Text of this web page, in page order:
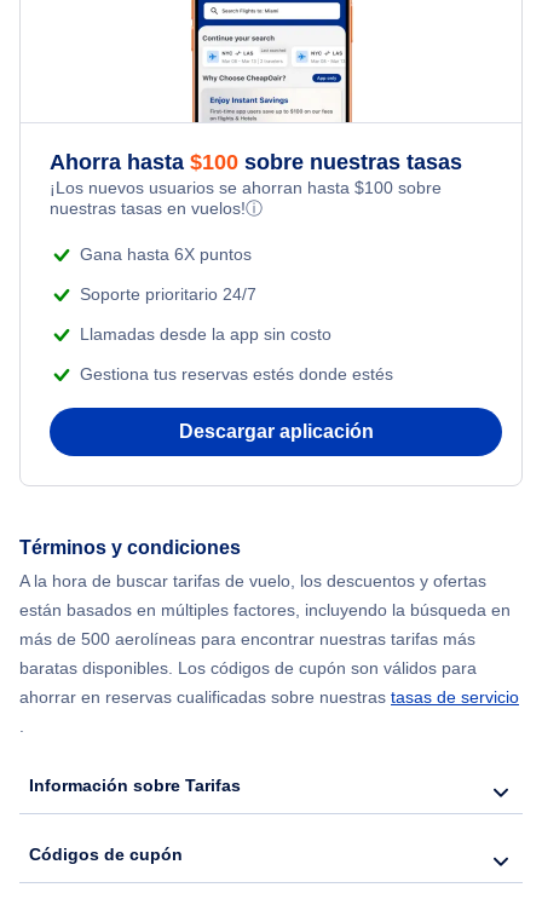
Ahorra hasta $100 sobre nuestras tasas
¡Los nuevos usuarios se ahorran hasta $100 sobre
nuestras tasas en vuelos!ⓘ
Gana hasta 6X puntos
Soporte prioritario 24/7
Llamadas desde la app sin costo
Gestiona tus reservas estés donde estés
Descargar aplicación
Términos y condiciones
A la hora de buscar tarifas de vuelo, los descuentos y ofertas
están basados en múltiples factores, incluyendo la búsqueda en
más de 500 aerolíneas para encontrar nuestras tarifas más
baratas disponibles. Los códigos de cupón son válidos para
ahorrar en reservas cualificadas sobre nuestras tasas de servicio
.
Información sobre Tarifas
Códigos de cupón